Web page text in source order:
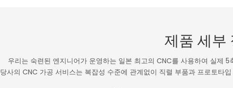
제품 세부
우리는 숙련된 엔지니어가 운영하는 일본 최고의 CNC를 사용하여 실제
당사의 CNC 가공 서비스는 복잡성 수준에 관계없이 직렬 부품과 프로토타